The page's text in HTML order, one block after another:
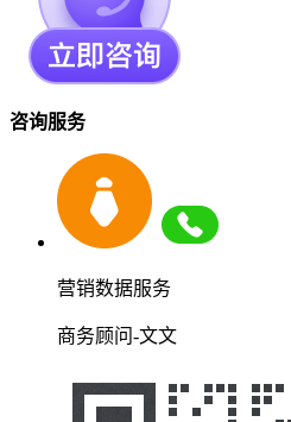
咨询服务
营销数据服务
商务顾问-文文